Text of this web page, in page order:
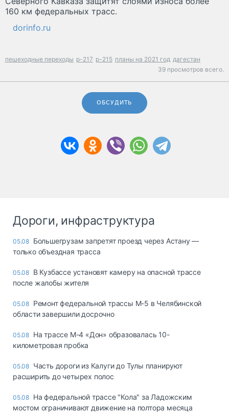
160 км федеральных трасс.
dorinfo.ru
пешеходные переходы р-217 р-215 планы на 2021 год дагестан
39 просмотров всего.
ОБСУДИТЬ
Дороги, инфраструктура
05.08 Большегрузам запретят проезд через Астану —
только объездная трасса
05.08 В Кузбассе установят камеру на опасной трассе
после жалобы жителя
05.08 Ремонт федеральной трассы М-5 в Челябинской
области завершили досрочно
05.08 На трассе М-4 «Дон» образовалась 10-
километровая пробка
05.08 Часть дороги из Калуги до Тулы планируют
расширить до четырех полос
05.08 На федеральной трассе "Кола" за Ладожским
мостом ограничивают движение на полтора месяца